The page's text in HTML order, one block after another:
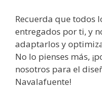
Recuerda que todos
entregados por ti, y
adaptarlos y
No lo pienses más,
nosotros para el
Navalafuente!